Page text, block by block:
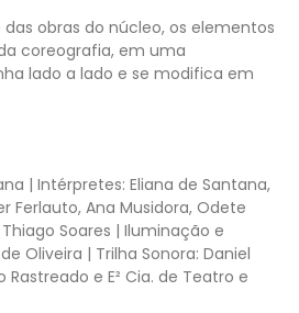
obras do núcleo, os elementos
coreografia, em uma
lado a lado e se modifica em
| Intérpretes: Eliana de Santana,
Ferlauto, Ana Musidora, Odete
Soares | Iluminação e
Oliveira | Trilha Sonora: Daniel
Rastreado e E² Cia. de Teatro e